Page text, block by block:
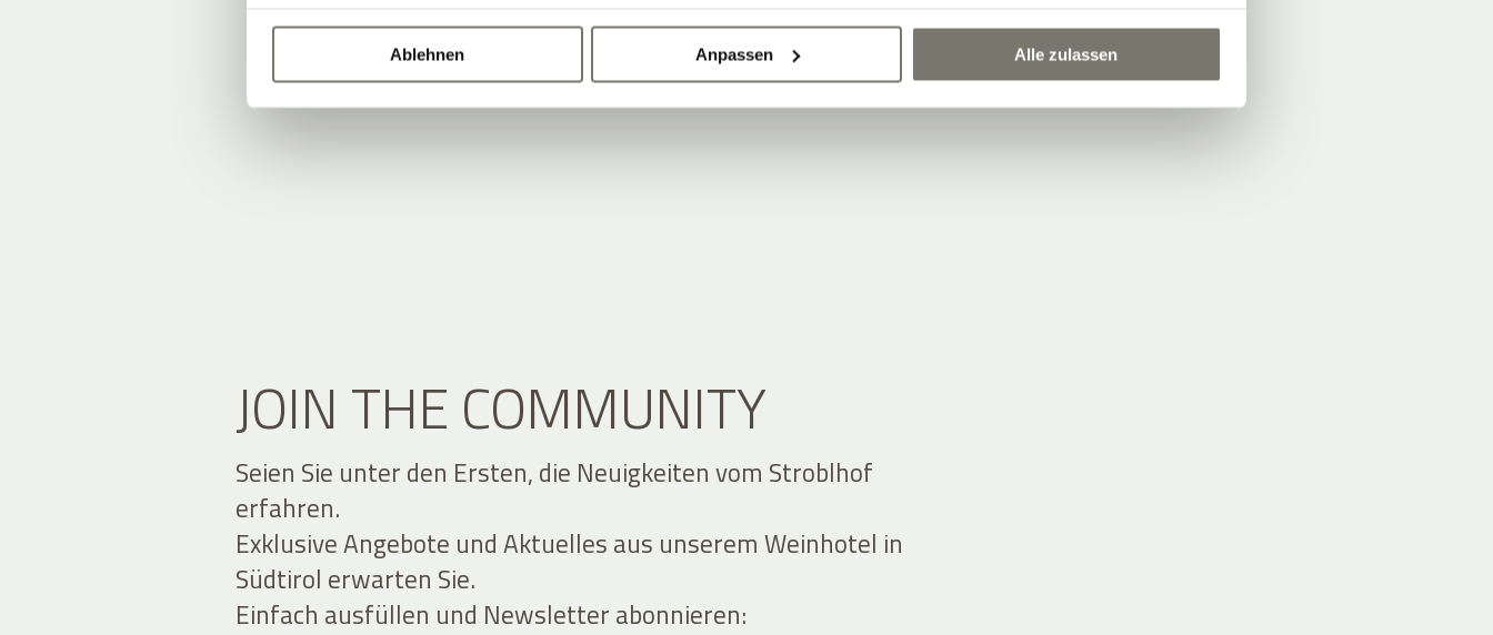
Ablehnen Anpassen Alle zulassen
JOIN THE COMMUNITY
Seien Sie unter den Ersten, die Neuigkeiten vom Stroblhof
erfahren.
Exklusive Angebote und Aktuelles aus unserem Weinhotel in
Südtirol erwarten Sie.
Einfach ausfüllen und Newsletter abonnieren: